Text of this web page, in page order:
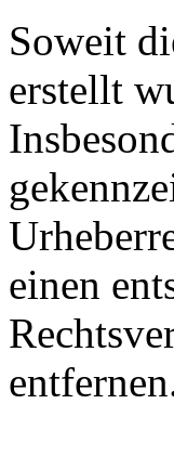
Soweit
erstellt
einen